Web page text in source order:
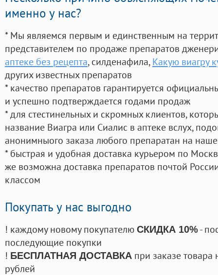
именно у нас?
* Мы являемся первым и единственным на
представителем по продаже препаратов
аптеке без рецепта, силденафила, Какую виагру
других известных препаратов
* качество препаратов гарантируется
и успешно подтверждается годами продаж
* для стестинельных и скромных клиентов,
название Виагра или Сиалис в аптеке вслух,
анонимныого заказа любого препаратан на
* быстрая и удобная доставка курьером по
же возможна доставка препаратов почтой
классом
Покупать у нас выгодно
! каждому новому покупателю СКИДКА 10%-
последующие покупки
! БЕСПЛАТНАЯ ДОСТАВКА при заказе
рублей